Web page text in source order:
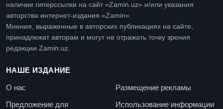
наличии гиперссылки на сайт «Zamin.uz» и/или указания
авторства интернет-издания «Zamin».
Мнения, выраженные в авторских публикациях на сайте,
принадлежат авторам и могут не отражать точку зрения
редакции Zamin.uz.
НАШЕ ИЗДАНИЕ
О нас
Размещение рекламы
Предложение для
Использование информации